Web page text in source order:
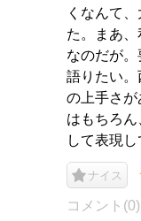
くなんて
た。まあ
なのだが
語りたい
の上手さが
はもちろ
して表現し
ナイス
コメント(0)